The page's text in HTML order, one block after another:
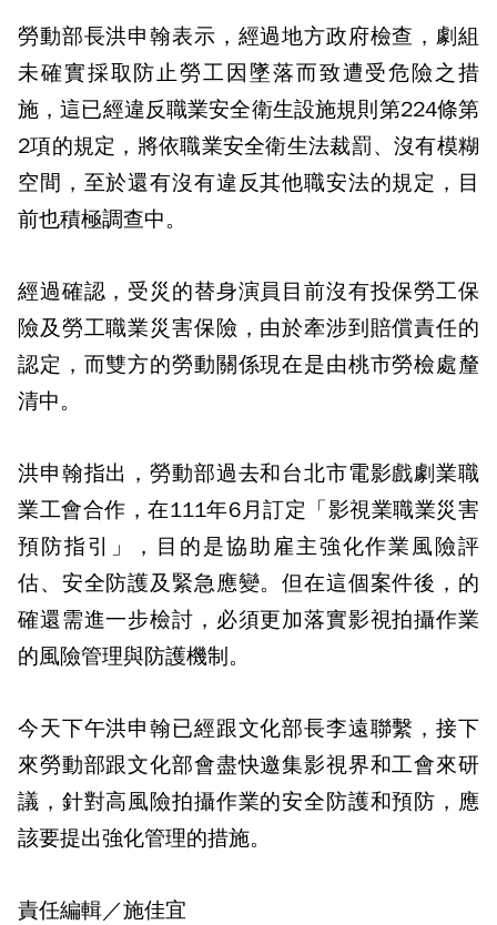
勞動部長洪申翰表示，經過地方政府檢查，劇組
未確實採取防止勞工因墜落而致遭受危險之措
施，這已經違反職業安全衛生設施規則第224條第
2項的規定，將依職業安全衛生法裁罰、沒有模糊
空間，至於還有沒有違反其他職安法的規定，目
前也積極調查中。
經過確認，受災的替身演員目前沒有投保勞工保
險及勞工職業災害保險，由於牽涉到賠償責任的
認定，而雙方的勞動關係現在是由桃市勞檢處釐
清中。
洪申翰指出，勞動部過去和台北市電影戲劇業職
業工會合作，在111年6月訂定「影視業職業災害
預防指引」，目的是協助雇主強化作業風險評
估、安全防護及緊急應變。但在這個案件後，的
確還需進一步檢討，必須更加落實影視拍攝作業
的風險管理與防護機制。
今天下午洪申翰已經跟文化部長李遠聯繫，接下
來勞動部跟文化部會盡快邀集影視界和工會來研
議，針對高風險拍攝作業的安全防護和預防，應
該要提出強化管理的措施。
責任編輯／施佳宜